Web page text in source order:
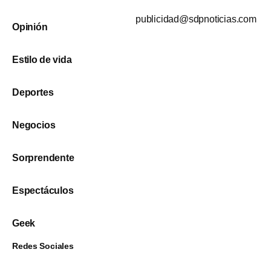
Opinión
Estilo de vida
Deportes
Negocios
Sorprendente
Espectáculos
Geek
publicidad@sdpnoticias.com
Redes Sociales